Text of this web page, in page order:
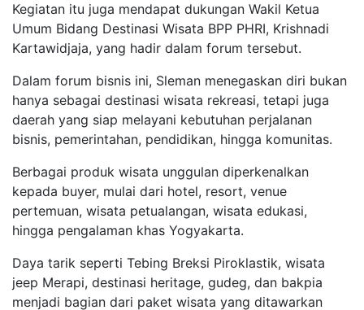
Kegiatan itu juga mendapat dukungan Wakil Ketua
Umum Bidang Destinasi Wisata BPP PHRI, Krishnadi
Kartawidjaja, yang hadir dalam forum tersebut.
Dalam forum bisnis ini, Sleman menegaskan diri bukan
hanya sebagai destinasi wisata rekreasi, tetapi juga
daerah yang siap melayani kebutuhan perjalanan
bisnis, pemerintahan, pendidikan, hingga komunitas.
Berbagai produk wisata unggulan diperkenalkan
kepada buyer, mulai dari hotel, resort, venue
pertemuan, wisata petualangan, wisata edukasi,
hingga pengalaman khas Yogyakarta.
Daya tarik seperti Tebing Breksi Piroklastik, wisata
jeep Merapi, destinasi heritage, gudeg, dan bakpia
menjadi bagian dari paket wisata yang ditawarkan